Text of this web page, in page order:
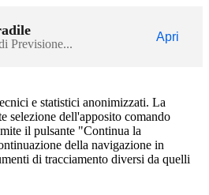
Previsione...
Apri
e statistici anonimizzati. La
selezione dell'apposito comando
il pulsante "Continua la
della navigazione in
di tracciamento diversi da quelli